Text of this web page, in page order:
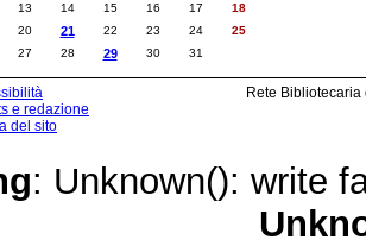
13 14 15 16 17
18
20 21 22 23 24
25
27 28 29 30 31
e redazione
del sito
Rete
: Unknown(): write